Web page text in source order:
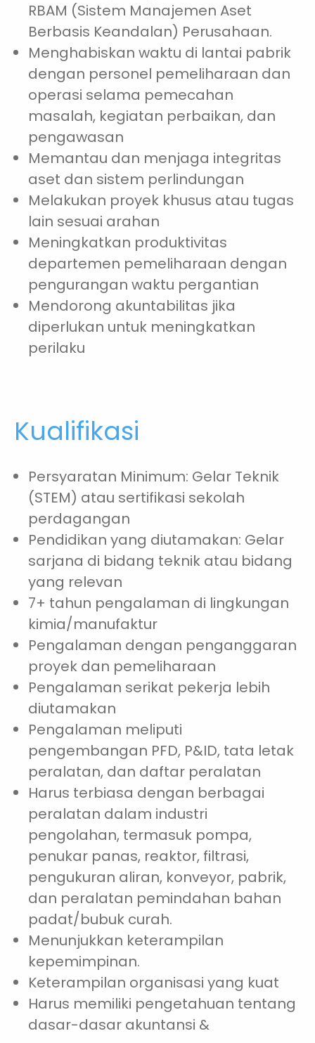
RBAM (Sistem Manajemen Aset
Berbasis Keandalan) Perusahaan.
Menghabiskan waktu di lantai pabrik
dengan personel pemeliharaan dan
operasi selama pemecahan
masalah, kegiatan perbaikan, dan
pengawasan
Memantau dan menjaga integritas
aset dan sistem perlindungan
Melakukan proyek khusus atau tugas
lain sesuai arahan
Meningkatkan produktivitas
departemen pemeliharaan dengan
pengurangan waktu pergantian
Mendorong akuntabilitas jika
diperlukan untuk meningkatkan
perilaku
Kualifikasi
Persyaratan Minimum: Gelar Teknik
(STEM) atau sertifikasi sekolah
perdagangan
Pendidikan yang diutamakan: Gelar
sarjana di bidang teknik atau bidang
yang relevan
7+ tahun pengalaman di lingkungan
kimia/manufaktur
Pengalaman dengan penganggaran
proyek dan pemeliharaan
Pengalaman serikat pekerja lebih
diutamakan
Pengalaman meliputi
pengembangan PFD, P&ID, tata letak
peralatan, dan daftar peralatan
Harus terbiasa dengan berbagai
peralatan dalam industri
pengolahan, termasuk pompa,
penukar panas, reaktor, filtrasi,
pengukuran aliran, konveyor, pabrik,
dan peralatan pemindahan bahan
padat/bubuk curah.
Menunjukkan keterampilan
kepemimpinan.
Keterampilan organisasi yang kuat
Harus memiliki pengetahuan tentang
dasar-dasar akuntansi &